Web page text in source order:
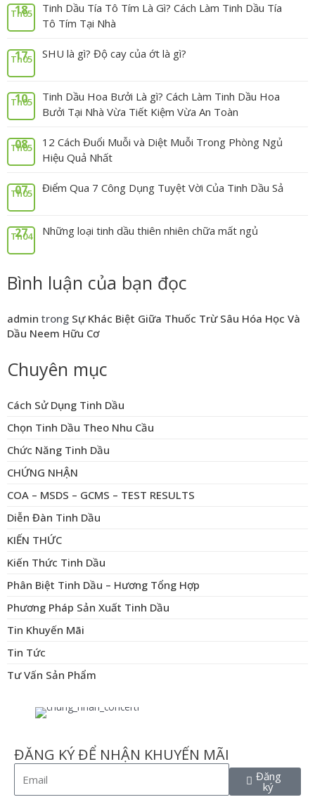
18
Th05
Tinh Dầu Tía Tô Tím Là Gì? Cách Làm Tinh Dầu Tía
Tô Tím Tại Nhà
17
Th05 SHU là gì? Độ cay của ớt là gì?
10
Th05
Tinh Dầu Hoa Bưởi Là gì? Cách Làm Tinh Dầu Hoa
Bưởi Tại Nhà Vừa Tiết Kiệm Vừa An Toàn
08
Th05
12 Cách Đuổi Muỗi và Diệt Muỗi Trong Phòng Ngủ
Hiệu Quả Nhất
07
Th05 Điểm Qua 7 Công Dụng Tuyệt Vời Của Tinh Dầu Sả
27
Th04 Những loại tinh dầu thiên nhiên chữa mất ngủ
Bình luận của bạn đọc
admin trong Sự Khác Biệt Giữa Thuốc Trừ Sâu Hóa Học Và
Dầu Neem Hữu Cơ
Chuyên mục
Cách Sử Dụng Tinh Dầu
Chọn Tinh Dầu Theo Nhu Cầu
Chức Năng Tinh Dầu
CHỨNG NHẬN
COA – MSDS – GCMS – TEST RESULTS
Diễn Đàn Tinh Dầu
KIẾN THỨC
Kiến Thức Tinh Dầu
Phân Biệt Tinh Dầu – Hương Tổng Hợp
Phương Pháp Sản Xuất Tinh Dầu
Tin Khuyến Mãi
Tin Tức
Tư Vấn Sản Phẩm
ĐĂNG KÝ ĐỂ NHẬN KHUYẾN MÃI
Đăng
ký